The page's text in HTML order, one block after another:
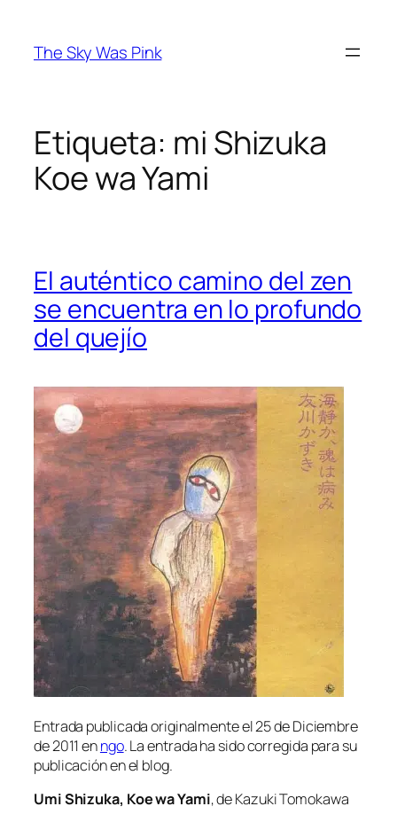
contenido
The Sky Was Pink
Etiqueta: mi Shizuka
Koe wa Yami
El auténtico camino del zen
se encuentra en lo profundo
del quejío
Entrada pu­bli­ca­da ori­gi­nal­men­te el 25 de Diciembre
de 2011 enngo. La en­tra­da ha si­do co­rre­gi­da pa­ra su
pu­bli­ca­ción en el blog.
Umi Shizuka, Koe wa Yami, de Kazuki Tomokawa